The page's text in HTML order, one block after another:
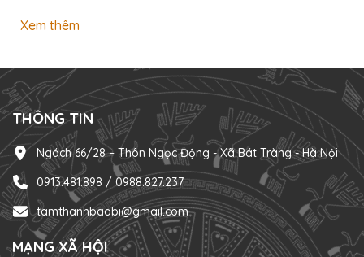
bạn: Thiết kế bao bì nhận diện thương hiệu riêng In ấn
để gói hàng — Bao bì đẹp để bán được giá cao! Inbox ngay
để xem mẫu thực...
Xem thêm
THÔNG TIN
Ngách 66/28 – Thôn Ngọc Động - Xã Bát Tràng - Hà Nội
0913.481.898 / 0988.827.237
tamthanhbaobi@gmail.com
MẠNG XÃ HỘI